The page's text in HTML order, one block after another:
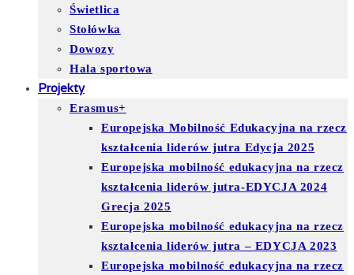
Świetlica
Stołówka
Dowozy
Hala sportowa
Projekty
Erasmus+
Europejska Mobilność Edukacyjna na rzecz
kształcenia liderów jutra Edycja 2025
Europejska mobilność edukacyjna na rzecz
kształcenia liderów jutra-EDYCJA 2024
Grecja 2025
Europejska mobilność edukacyjna na rzecz
kształcenia liderów jutra – EDYCJA 2023
Europejska mobilność edukacyjna na rzecz